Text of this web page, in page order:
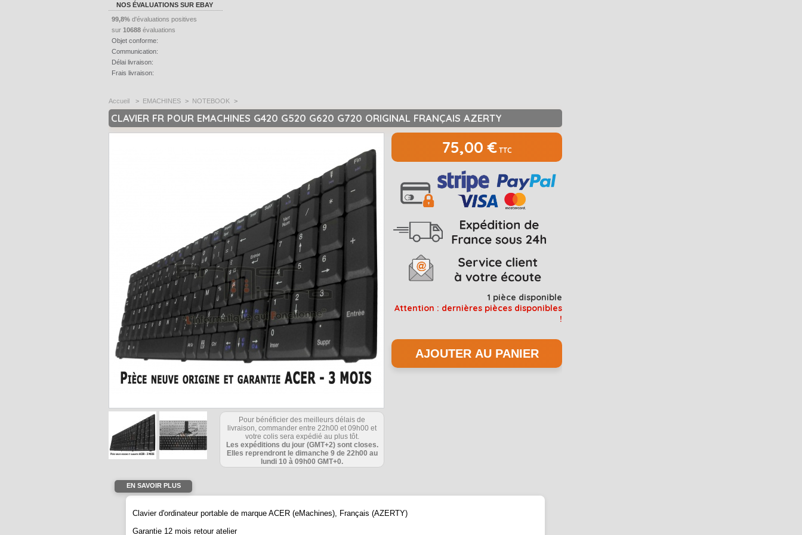
NOS ÉVALUATIONS SUR EBAY
99,8% d'évaluations positives
sur 10688 évaluations
Objet conforme:
Communication:
Délai livraison:
Frais livraison:
Accueil > EMACHINES > NOTEBOOK >
CLAVIER FR POUR EMACHINES G420 G520 G620 G720 ORIGINAL FRANÇAIS AZERTY
Pour bénéficier des meilleurs délais de
livraison, commander entre 22h00 et 09h00 et
votre colis sera expédié au plus tôt.
Les expéditions du jour (GMT+2) sont closes.
Elles reprendront le dimanche 9 de 22h00 au
lundi 10 à 09h00 GMT+0.
75,00 €TTC
1 pièce disponible
Attention : dernières pièces disponibles
!
EN SAVOIR PLUS
Clavier d'ordinateur portable de marque ACER (eMachines), Français (AZERTY)
Garantie 12 mois retour atelier